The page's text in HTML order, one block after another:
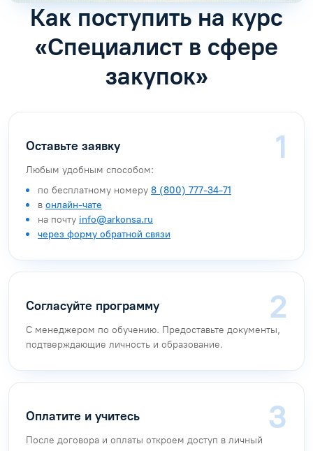
Как поступить на курс
«Специалист в сфере
закупок»
Оставьте заявку
Любым удобным способом:
по бесплатному номеру 8 (800) 777-34-71
в онлайн-чате
на почту info@arkonsa.ru
через форму обратной связи
Согласуйте программу
С менеджером по обучению. Предоставьте документы,
подтверждающие личность и образование.
Оплатите и учитесь
После договора и оплаты откроем доступ в личный